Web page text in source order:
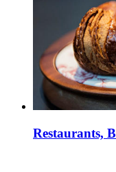
Restaurants,